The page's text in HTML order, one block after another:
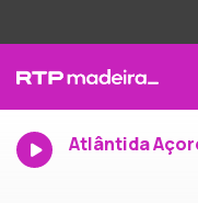
Atlântida